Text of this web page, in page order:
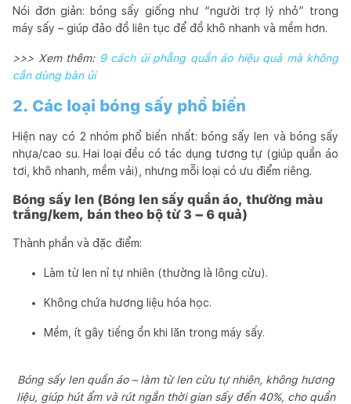
Nói đơn giản: bóng sấy giống như “người trợ lý nhỏ” trong
máy sấy – giúp đảo đồ liên tục để đồ khô nhanh và mềm hơn.
>>> Xem thêm: 9 cách ủi phẳng quần áo hiệu quả mà không
cần dùng bàn ủi
2. Các loại bóng sấy phổ biến
Hiện nay có 2 nhóm phổ biến nhất: bóng sấy len và bóng sấy
nhựa/cao su. Hai loại đều có tác dụng tương tự (giúp quần áo
tơi, khô nhanh, mềm vải), nhưng mỗi loại có ưu điểm riêng.
Bóng sấy len (Bóng len sấy quần áo, thường màu
trắng/kem, bán theo bộ từ 3 – 6 quả)
Thành phần và đặc điểm:
Làm từ len nỉ tự nhiên (thường là lông cừu).
Không chứa hương liệu hóa học.
Mềm, ít gây tiếng ồn khi lăn trong máy sấy.
Bóng sấy len quần áo – làm từ len cừu tự nhiên, không hương
liệu, giúp hút ẩm và rút ngắn thời gian sấy đến 40%, cho quần